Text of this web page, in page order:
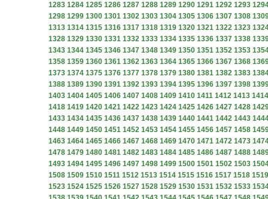
1283 1284 1285 1286 1287 1288 1289 1290 1291 1292 1293
1298 1299 1300 1301 1302 1303 1304 1305 1306 1307 1308
1313 1314 1315 1316 1317 1318 1319 1320 1321 1322 1323
1328 1329 1330 1331 1332 1333 1334 1335 1336 1337 1338
1343 1344 1345 1346 1347 1348 1349 1350 1351 1352 1353
1358 1359 1360 1361 1362 1363 1364 1365 1366 1367 1368
1373 1374 1375 1376 1377 1378 1379 1380 1381 1382 1383
1388 1389 1390 1391 1392 1393 1394 1395 1396 1397 1398
1403 1404 1405 1406 1407 1408 1409 1410 1411 1412 1413 1414
1418 1419 1420 1421 1422 1423 1424 1425 1426 1427 1428
1433 1434 1435 1436 1437 1438 1439 1440 1441 1442 1443
1448 1449 1450 1451 1452 1453 1454 1455 1456 1457 1458
1463 1464 1465 1466 1467 1468 1469 1470 1471 1472 1473
1478 1479 1480 1481 1482 1483 1484 1485 1486 1487 1488
1493 1494 1495 1496 1497 1498 1499 1500 1501 1502 1503
1508 1509 1510 1511 1512 1513 1514 1515 1516 1517 1518 1519
1523 1524 1525 1526 1527 1528 1529 1530 1531 1532 1533